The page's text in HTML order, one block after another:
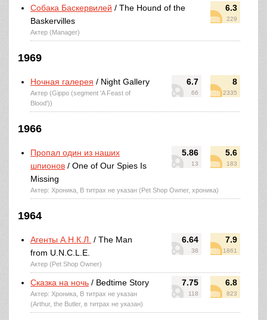
6.3
229
Собака Баскервилей / The Hound of the
Baskervilles
Актер (Manager)
1969
6.7
66
8
2335
Ночная галерея / Night Gallery
Актер (Gippo (segment 'A Feast of
Blood'))
1966
5.86
13
5.6
183
Пропал один из наших
шпионов / One of Our Spies Is
Missing
Актер: Хроника, В титрах не указан (Pet Shop Owner, хроника)
1964
6.64
38
7.9
1861
Агенты А.Н.К.Л. / The Man
from U.N.C.L.E.
Актер (Pet Shop Owner)
7.75
118
6.8
823
Сказка на ночь / Bedtime Story
Актер: Хроника, В титрах не указан
(Arthur, the Butler, в титрах не указан)